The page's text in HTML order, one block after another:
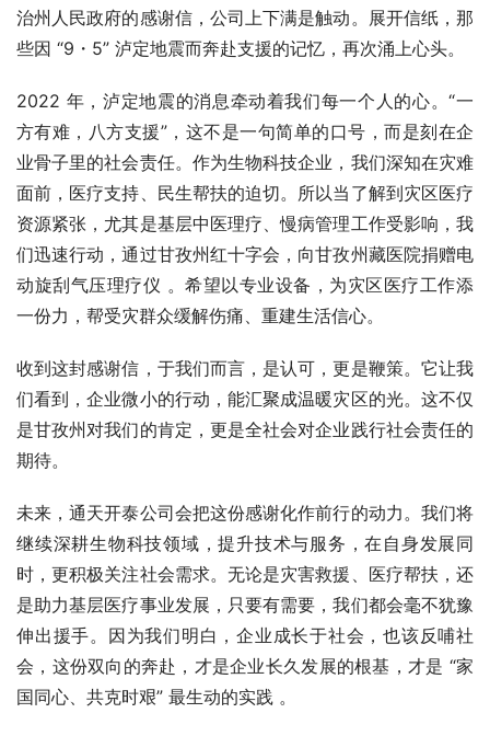
治州人民政府的感谢信，公司上下满是触动。展开信纸，那
些因 “9・5” 泸定地震而奔赴支援的记忆，再次涌上心头。
2022 年，泸定地震的消息牵动着我们每一个人的心。“一
方有难，八方支援”，这不是一句简单的口号，而是刻在企
业骨子里的社会责任。作为生物科技企业，我们深知在灾难
面前，医疗支持、民生帮扶的迫切。所以当了解到灾区医疗
资源紧张，尤其是基层中医理疗、慢病管理工作受影响，我
们迅速行动，通过甘孜州红十字会，向甘孜州藏医院捐赠电
动旋刮气压理疗仪 。希望以专业设备，为灾区医疗工作添
一份力，帮受灾群众缓解伤痛、重建生活信心。
收到这封感谢信，于我们而言，是认可，更是鞭策。它让我
们看到，企业微小的行动，能汇聚成温暖灾区的光。这不仅
是甘孜州对我们的肯定，更是全社会对企业践行社会责任的
期待。
未来，通天开泰公司会把这份感谢化作前行的动力。我们将
继续深耕生物科技领域，提升技术与服务，在自身发展同
时，更积极关注社会需求。无论是灾害救援、医疗帮扶，还
是助力基层医疗事业发展，只要有需要，我们都会毫不犹豫
伸出援手。因为我们明白，企业成长于社会，也该反哺社
会，这份双向的奔赴，才是企业长久发展的根基，才是 “家
国同心、共克时艰” 最生动的实践 。